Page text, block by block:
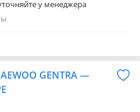
у менеджера
GENTRA —